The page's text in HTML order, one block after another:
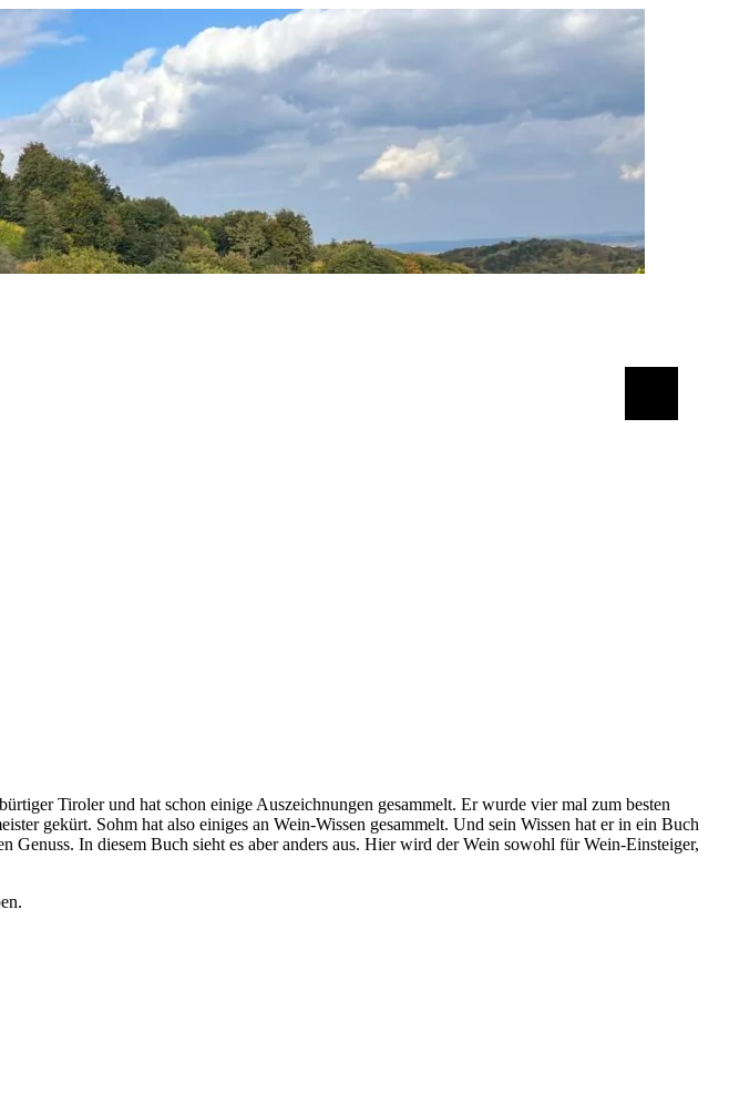
Tiroler und hat schon einige Auszeichnungen gesammelt. Er wurde vier mal zum besten
gekürt. Sohm hat also einiges an Wein-Wissen gesammelt. Und sein Wissen hat er in ein Buch
In diesem Buch sieht es aber anders aus. Hier wird der Wein sowohl für Wein-Einsteiger,